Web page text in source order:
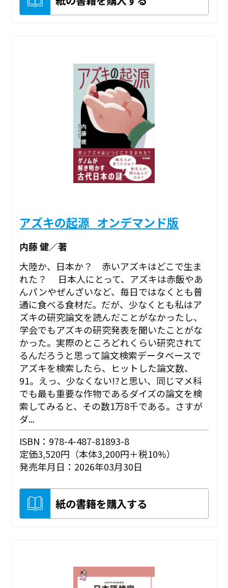
アズキの起源_オンデマンド版
内藤 健／著
大陸か、日本か？ 赤いアズキはどこで生ま
れた？ 日本人にとって、アズキは赤飯やあ
んパンやぜんざいなど、毎日ではなくとも普
通に食べる食材だ。だが、少なくとも私はア
ズキの研究論文を読んだことがなかったし、
学会でもアズキの研究発表を聞いたことがな
かった。実際のところどれくらい研究されて
るんだろうと思って論文検索データベースで
アズキを検索したら、ヒットした論文数、
91。えっ、少なくない!?と思い、同じマメ科
でも最も重要な作物であるダイズの論文を検
索してみると、その数1万8千である。さすが
ダ...
ISBN：978-4-487-81893-8
定価3,520円（本体3,200円＋税10%）
発売年月日：2026年03月30日
紙の書籍を購入する